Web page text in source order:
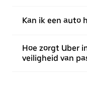
Kan ik een auto
Hoe zorgt Uber
veiligheid van